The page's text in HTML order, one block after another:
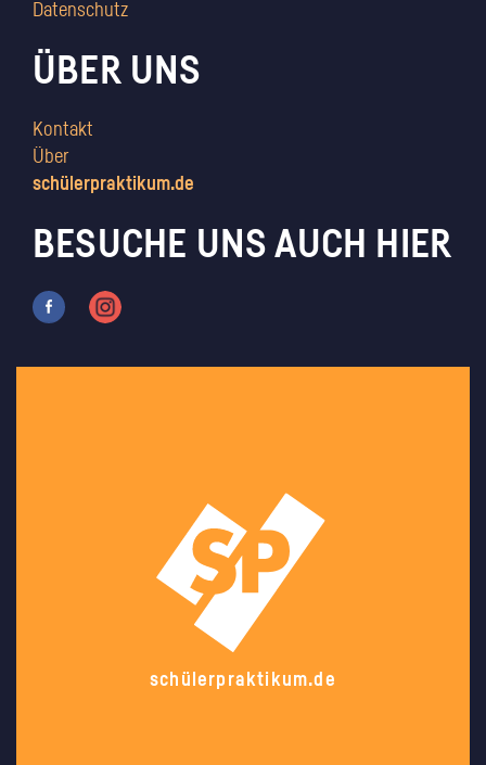
Datenschutz
ÜBER UNS
Kontakt
Über
schülerpraktikum.de
BESUCHE UNS AUCH HIER
schülerpraktikum.de